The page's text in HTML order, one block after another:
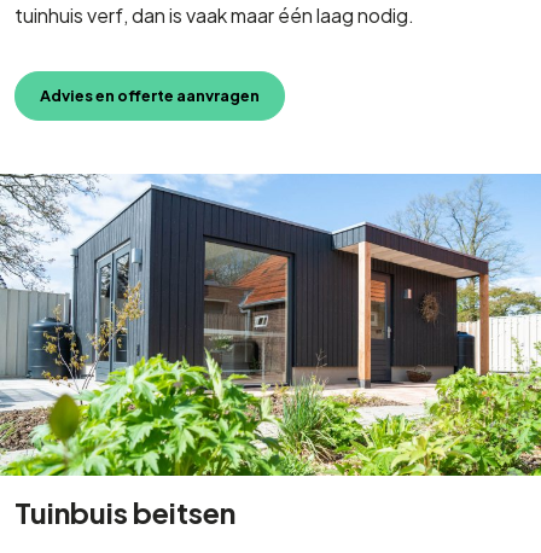
tuinhuis verf, dan is vaak maar één laag nodig.
Advies en offerte aanvragen
Tuinbuis beitsen